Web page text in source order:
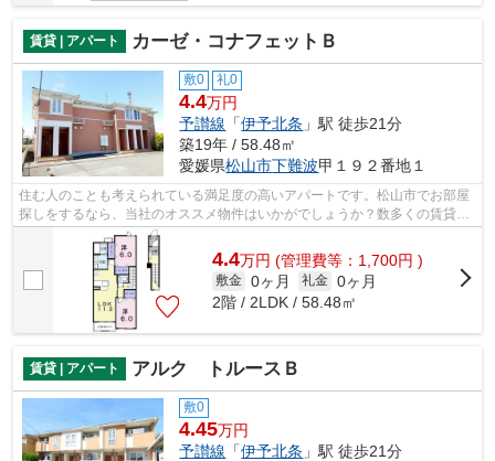
賃貸 | アパート カーゼ・コナフェットＢ
敷0 礼0
4.4万円
予讃線 「伊予北条 」駅 徒歩21分
築19年 / 58.48㎡
愛媛県松山市下難波甲１９２番地１
住む人のことも考えられている満足度の高いアパートです。松山市でお部屋
探しをするなら、当社のオススメ物件はいかがでしょうか？数多くの賃貸物
件を取り扱っているので、きっと希望...
4.4万円 (管理費等：1,700円 )
敷金 0ヶ月 礼金 0ヶ月
2階 / 2LDK / 58.48㎡
賃貸 | アパート アルク トルースＢ
敷0
4.45万円
予讃線 「伊予北条 」駅 徒歩21分